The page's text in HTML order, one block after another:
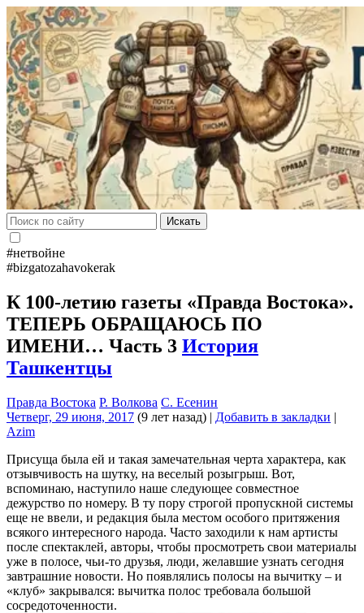
Искать
#нетвойне
#bizgatozahavokerak
К 100-летию газеты «Правда Востока».
ТЕПЕРЬ ОБРАЩАЮСЬ ПО
ИМЕНИ… Часть 3 История
Ташкентцы
Правда Востока Р. Волкова С. Есенин
Четверг, 29 июня, 2017 (9 лет назад) | Добавить в закладки |
Azim
Присуща была ей и такая замечательная черта характера, как
отзывчивость на шутку, на веселый розыгрыш. Вот,
вспоминаю, наступило наше следующее совместное
дежурство по номеру. В ту пору строгой пропускной системы
еще не ввели, и редакция была местом особого притяжения
всякого интересного народа. Часто заходили к нам артисты
после спектаклей, авторы, чтобы просмотреть свои материалы
уже в полосе, чьи-то друзья, люди, желавшие узнать сегодня
завтрашние новости. Но появлялись полосы на вычитку – и
«клуб» закрывался: вычитка полос требовала большой
сосредоточенности.